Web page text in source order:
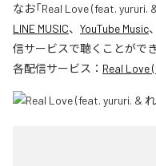
なお「Real Love (feat. yururi.
LINE MUSIC、 YouTube Music、
信サービスで聴くことができ
各配信サービス： Real Love